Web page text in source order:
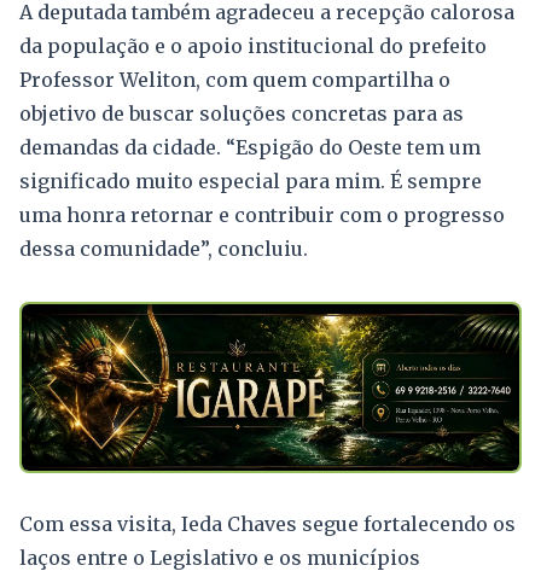
A deputada também agradeceu a recepção calorosa
da população e o apoio institucional do prefeito
Professor Weliton, com quem compartilha o
objetivo de buscar soluções concretas para as
demandas da cidade. “Espigão do Oeste tem um
significado muito especial para mim. É sempre
uma honra retornar e contribuir com o progresso
dessa comunidade”, concluiu.
Com essa visita, Ieda Chaves segue fortalecendo os
laços entre o Legislativo e os municípios